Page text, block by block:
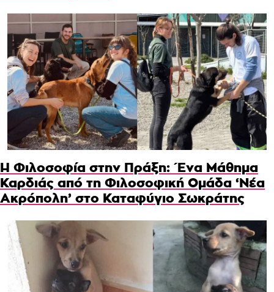
Η Φιλοσοφία στην Πράξη: Ένα Μάθημα
Καρδιάς από τη Φιλοσοφική Ομάδα ‘Νέα
Ακρόπολη’ στο Καταφύγιο Σωκράτης